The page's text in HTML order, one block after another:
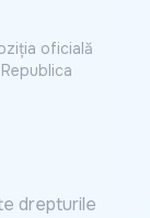
oficială
drepturile